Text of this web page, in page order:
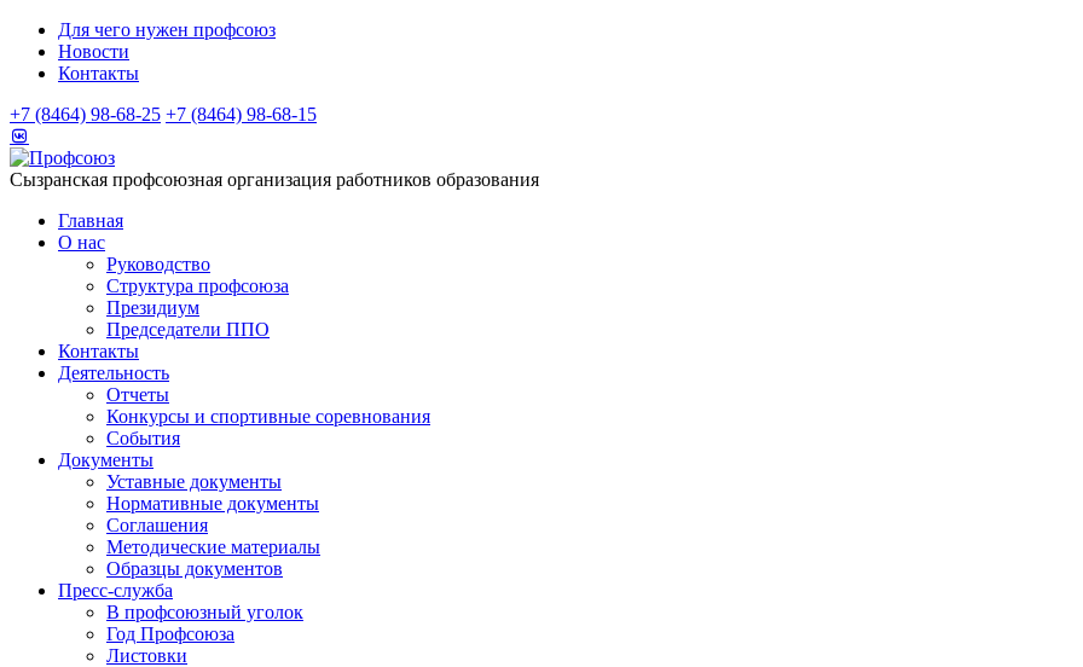
Для чего нужен профсоюз
Новости
Контакты
+7 (8464) 98-68-25 +7 (8464) 98-68-15
Сызранская профсоюзная организация работников образования
Главная
О нас
Руководство
Структура профсоюза
Президиум
Председатели ППО
Контакты
Деятельность
Отчеты
Конкурсы и спортивные соревнования
События
Документы
Уставные документы
Нормативные документы
Соглашения
Методические материалы
Образцы документов
Пресс-служба
В профсоюзный уголок
Год Профсоюза
Листовки